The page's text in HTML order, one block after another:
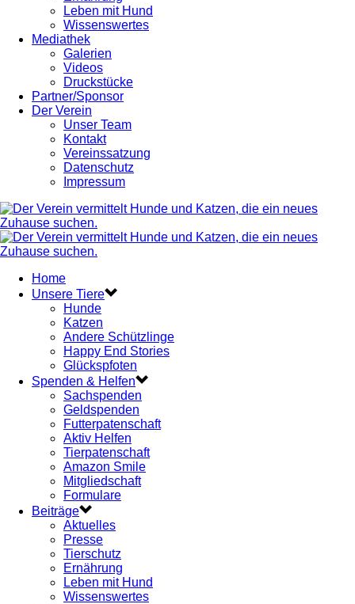
Leben mit Hund
Wissenswertes
Mediathek
Galerien
Videos
Druckstücke
Partner/Sponsor
Der Verein
Unser Team
Kontakt
Vereinssatzung
Datenschutz
Impressum
Home
Unsere Tiere
Hunde
Katzen
Andere Schützlinge
Happy End Stories
Glückspfoten
Spenden & Helfen
Sachspenden
Geldspenden
Futterpatenschaft
Aktiv Helfen
Tierpatenschaft
Amazon Smile
Mitgliedschaft
Formulare
Beiträge
Aktuelles
Presse
Tierschutz
Ernährung
Leben mit Hund
Wissenswertes